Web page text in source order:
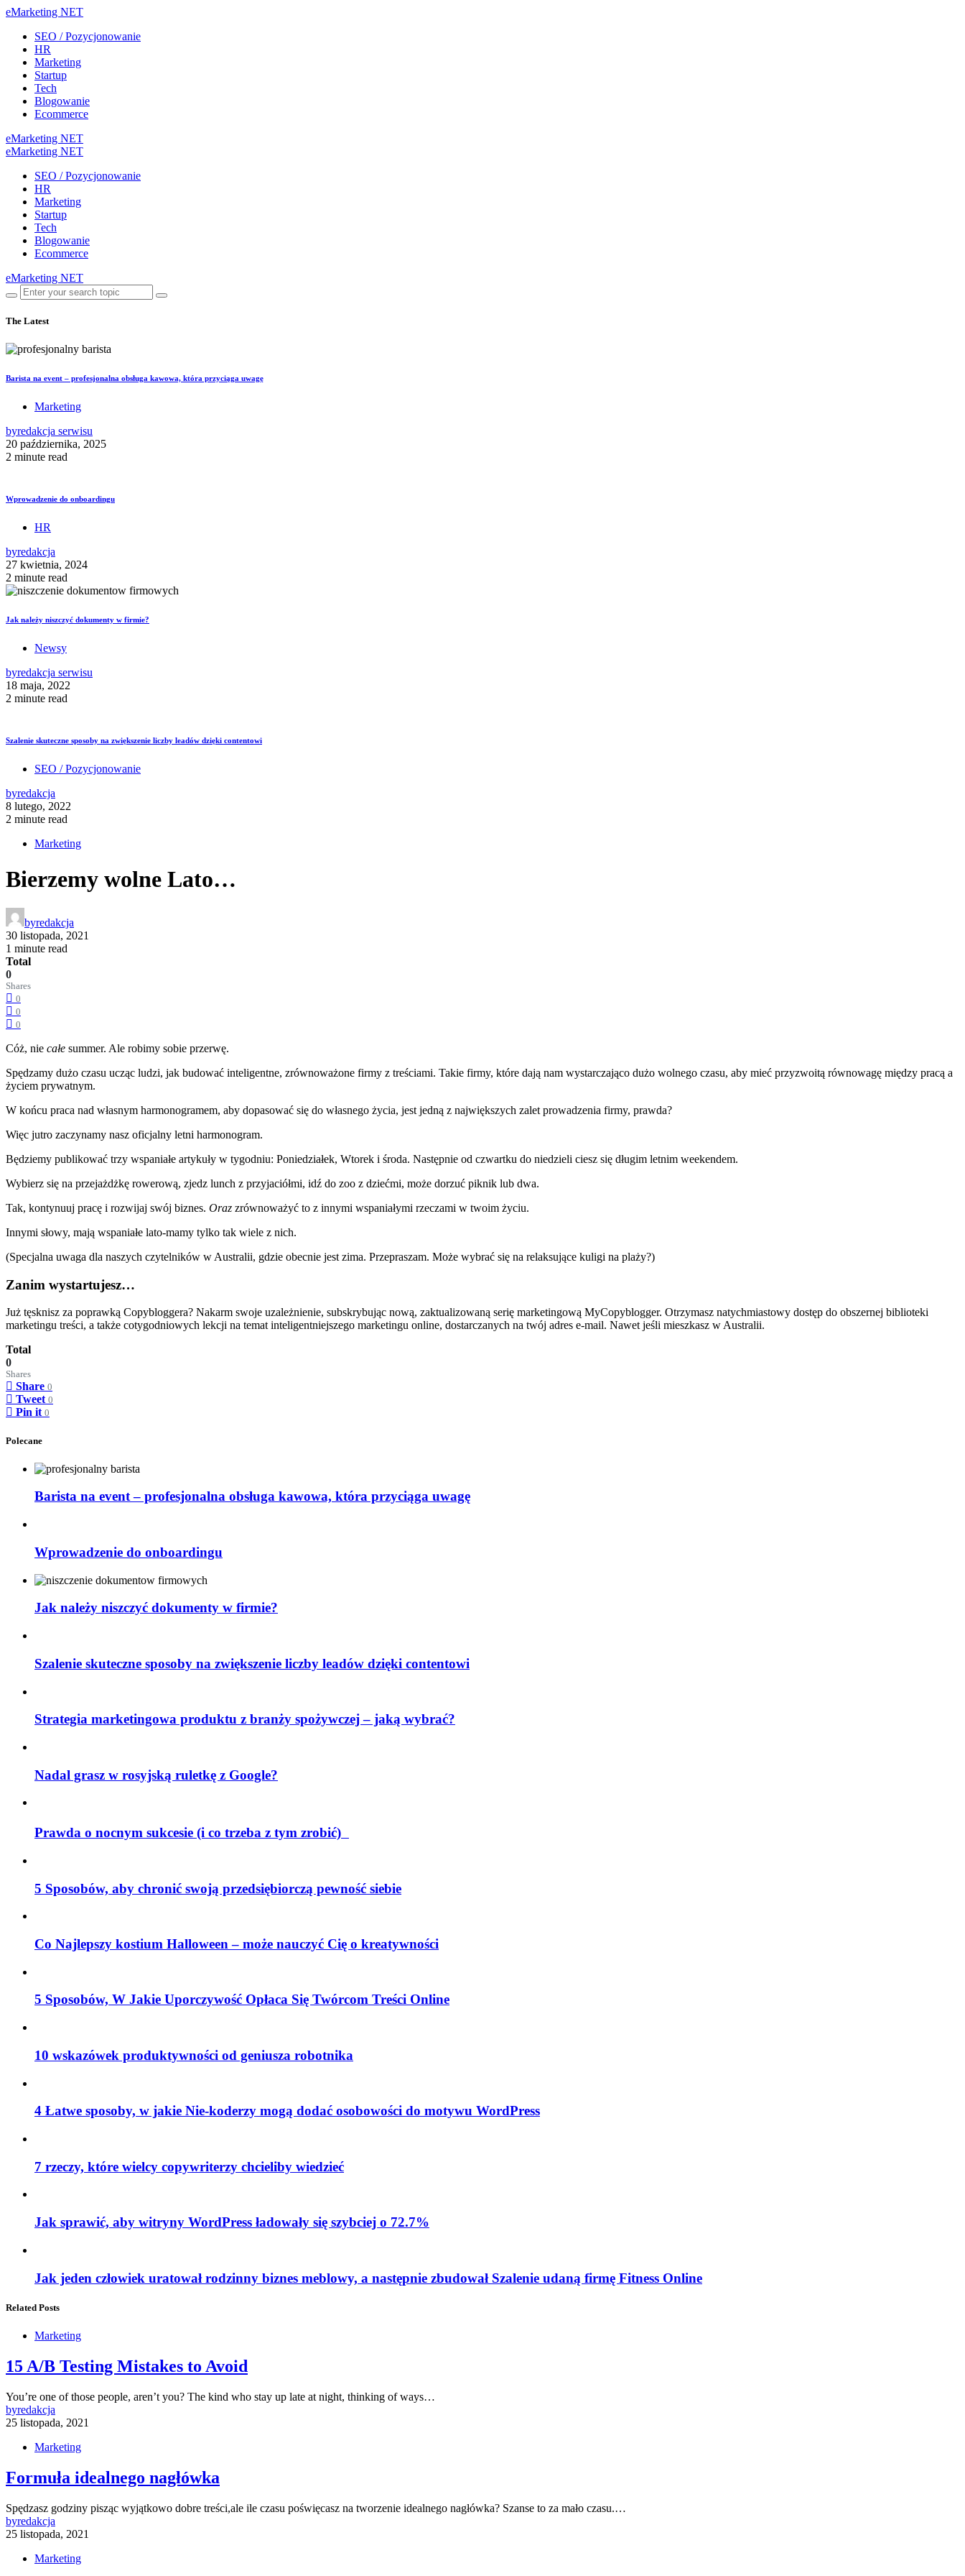
eMarketing NET
SEO / Pozycjonowanie
HR
Marketing
Startup
Tech
Blogowanie
Ecommerce
eMarketing NET
eMarketing NET
SEO / Pozycjonowanie
HR
Marketing
Startup
Tech
Blogowanie
Ecommerce
eMarketing NET
The Latest
Barista na event – profesjonalna obsługa kawowa, która przyciąga uwagę
Marketing
byredakcja serwisu
20 października, 2025
2 minute read
Wprowadzenie do onboardingu
HR
byredakcja
27 kwietnia, 2024
2 minute read
Jak należy niszczyć dokumenty w firmie?
Newsy
byredakcja serwisu
18 maja, 2022
2 minute read
Szalenie skuteczne sposoby na zwiększenie liczby leadów dzięki contentowi
SEO / Pozycjonowanie
byredakcja
8 lutego, 2022
2 minute read
Marketing
Bierzemy wolne Lato…
byredakcja
30 listopada, 2021
1 minute read
Total
0
Shares
0
0
0
Cóż, nie całe summer. Ale robimy sobie przerwę.
Spędzamy dużo czasu ucząc ludzi, jak budować inteligentne, zrównoważone firmy z treściami. Takie firmy, które dają nam wystarczająco dużo wolnego czasu, aby mieć przyzwoitą równowagę między pracą a
życiem prywatnym.
W końcu praca nad własnym harmonogramem, aby dopasować się do własnego życia, jest jedną z największych zalet prowadzenia firmy, prawda?
Więc jutro zaczynamy nasz oficjalny letni harmonogram.
Będziemy publikować trzy wspaniałe artykuły w tygodniu: Poniedziałek, Wtorek i środa. Następnie od czwartku do niedzieli ciesz się długim letnim weekendem.
Wybierz się na przejażdżkę rowerową, zjedz lunch z przyjaciółmi, idź do zoo z dziećmi, może dorzuć piknik lub dwa.
Tak, kontynuuj pracę i rozwijaj swój biznes. Oraz zrównoważyć to z innymi wspaniałymi rzeczami w twoim życiu.
Innymi słowy, mają wspaniałe lato-mamy tylko tak wiele z nich.
(Specjalna uwaga dla naszych czytelników w Australii, gdzie obecnie jest zima. Przepraszam. Może wybrać się na relaksujące kuligi na plaży?)
Zanim wystartujesz…
Już tęsknisz za poprawką Copybloggera? Nakarm swoje uzależnienie, subskrybując nową, zaktualizowaną serię marketingową MyCopyblogger. Otrzymasz natychmiastowy dostęp do obszernej biblioteki
marketingu treści, a także cotygodniowych lekcji na temat inteligentniejszego marketingu online, dostarczanych na twój adres e-mail. Nawet jeśli mieszkasz w Australii.
Total
0
Shares
Share 0
Tweet 0
Pin it 0
Polecane
Barista na event – profesjonalna obsługa kawowa, która przyciąga uwagę
Wprowadzenie do onboardingu
Jak należy niszczyć dokumenty w firmie?
Szalenie skuteczne sposoby na zwiększenie liczby leadów dzięki contentowi
Strategia marketingowa produktu z branży spożywczej – jaką wybrać?
Nadal grasz w rosyjską ruletkę z Google?
Prawda o nocnym sukcesie (i co trzeba z tym zrobić)
5 Sposobów, aby chronić swoją przedsiębiorczą pewność siebie
Co Najlepszy kostium Halloween – może nauczyć Cię o kreatywności
5 Sposobów, W Jakie Uporczywość Opłaca Się Twórcom Treści Online
10 wskazówek produktywności od geniusza robotnika
4 Łatwe sposoby, w jakie Nie-koderzy mogą dodać osobowości do motywu WordPress
7 rzeczy, które wielcy copywriterzy chcieliby wiedzieć
Jak sprawić, aby witryny WordPress ładowały się szybciej o 72.7%
Jak jeden człowiek uratował rodzinny biznes meblowy, a następnie zbudował Szalenie udaną firmę Fitness Online
Related Posts
Marketing
15 A/B Testing Mistakes to Avoid
You’re one of those people, aren’t you? The kind who stay up late at night, thinking of ways…
byredakcja
25 listopada, 2021
Marketing
Formuła idealnego nagłówka
Spędzasz godziny pisząc wyjątkowo dobre treści,ale ile czasu poświęcasz na tworzenie idealnego nagłówka? Szanse to za mało czasu.…
byredakcja
25 listopada, 2021
Marketing